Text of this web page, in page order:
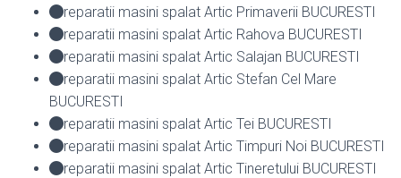
reparatii masini spalat Artic Primaverii BUCURESTI
reparatii masini spalat Artic Rahova BUCURESTI
reparatii masini spalat Artic Salajan BUCURESTI
reparatii masini spalat Artic Stefan Cel Mare
BUCURESTI
reparatii masini spalat Artic Tei BUCURESTI
reparatii masini spalat Artic Timpuri Noi BUCURESTI
reparatii masini spalat Artic Tineretului BUCURESTI